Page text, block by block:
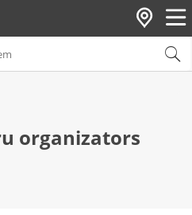
organizators